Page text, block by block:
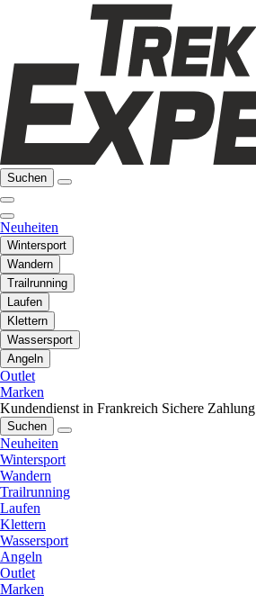
Suchen
Neuheiten
Wintersport
Wandern
Trailrunning
Laufen
Klettern
Wassersport
Angeln
Outlet
Marken
Kundendienst in Frankreich Sichere Zahlung
Suchen
Neuheiten
Wintersport
Wandern
Trailrunning
Laufen
Klettern
Wassersport
Angeln
Outlet
Marken